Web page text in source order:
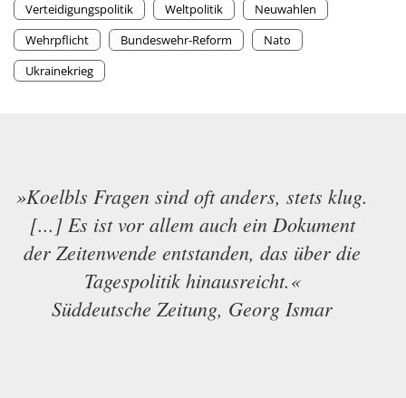
Verteidigungspolitik
Weltpolitik
Neuwahlen
Wehrpflicht
Bundeswehr-Reform
Nato
Ukrainekrieg
»Koelbls Fragen sind oft anders, stets klug.
[...] Es ist vor allem auch ein Dokument
der Zeitenwende entstanden, das über die
Tagespolitik hinausreicht.«
Süddeutsche Zeitung, Georg Ismar